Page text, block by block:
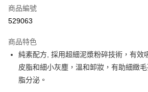
Apple Pay
AlipayHK
PayMe
商品編號
529063
商品特色
純素配方, 採用超細泥漿粉碎技術，有效
皮脂和細小灰塵，溫和卸妝，有助細緻
脂分泌。